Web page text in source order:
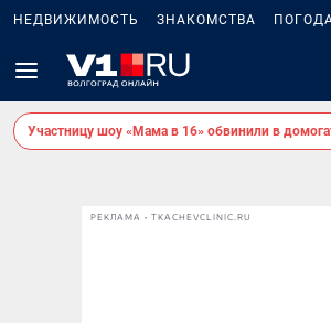
НЕДВИЖИМОСТЬ ЗНАКОМСТВА
Участницу шоу «Мама в 16» обвинили в
РЕКЛАМА • TKACHEVCLINIC.RU